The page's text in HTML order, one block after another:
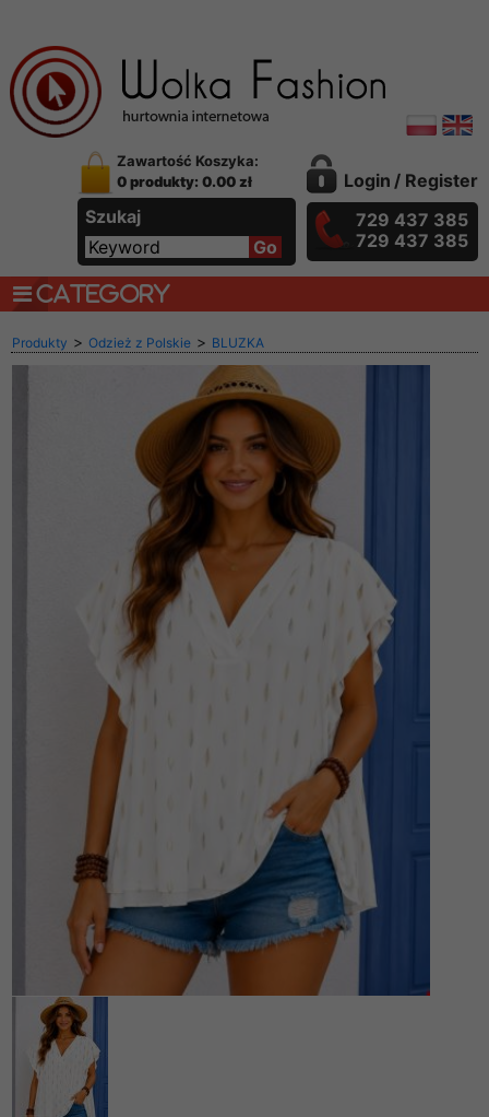
Zawartość Koszyka:
0 produkty: 0.00 zł
Szukaj
Login / Register
729 437 385
729 437 385
CATEGORY
Produkty > Odzież z Polskie > BLUZKA